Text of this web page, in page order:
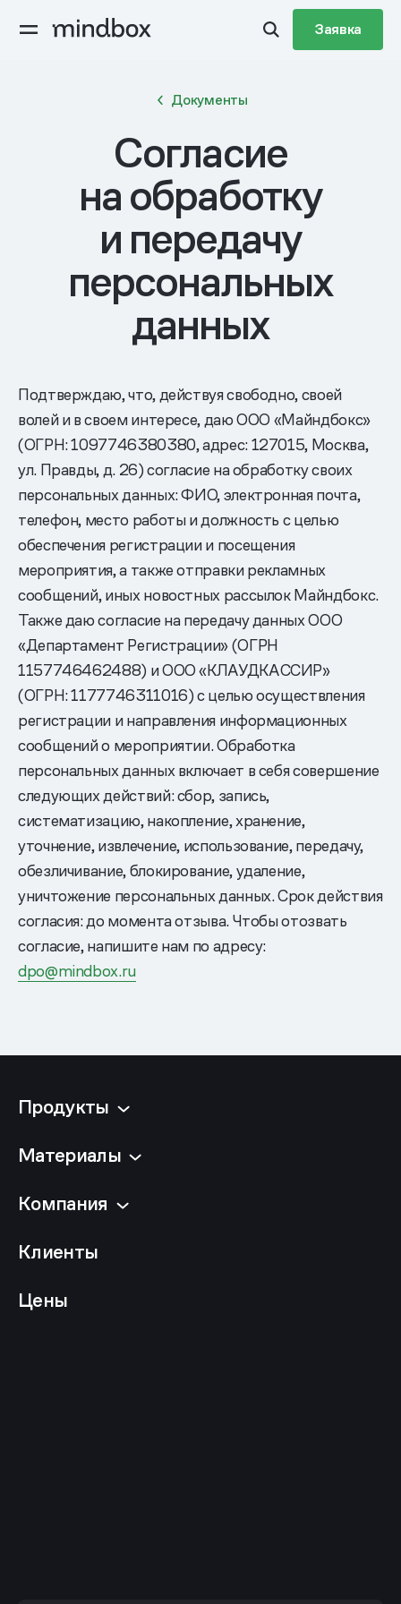
Заявка
Документы
Согласие
на обработку
и передачу
персональных
данных
Подтверждаю, что, действуя свободно, своей
волей и в своем интересе, даю ООО «Майндбокс»
(ОГРН: 1097746380380, адрес: 127015, Москва,
ул. Правды, д. 26) согласие на обработку своих
персональных данных: ФИО, электронная почта,
телефон, место работы и должность с целью
обеспечения регистрации и посещения
мероприятия, а также отправки рекламных
сообщений, иных новостных рассылок Майндбокс.
Также даю согласие на передачу данных ООО
«Департамент Регистрации» (ОГРН
1157746462488) и ООО «КЛАУДКАССИР»
(ОГРН: 1177746311016) с целью осуществления
регистрации и направления информационных
сообщений о мероприятии. Обработка
персональных данных включает в себя совершение
следующих действий: сбор, запись,
систематизацию, накопление, хранение,
уточнение, извлечение, использование, передачу,
обезличивание, блокирование, удаление,
уничтожение персональных данных. Срок действия
согласия: до момента отзыва. Чтобы отозвать
согласие, напишите нам по адресу:
dpo@mindbox.ru
Продукты
Материалы
Компания
Клиенты
Цены